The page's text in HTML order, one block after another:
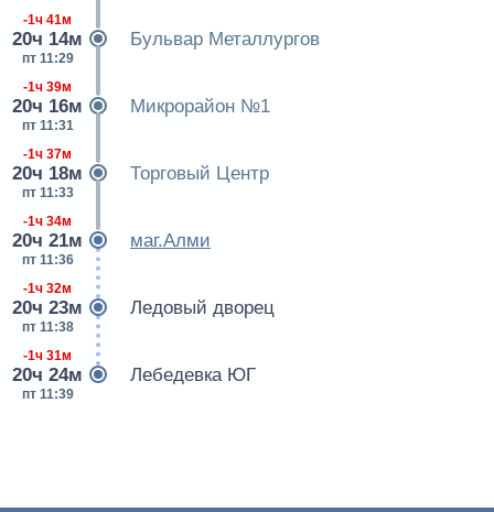
-1ч 41м
20ч 14м
пт 11:29
Бульвар Металлургов
-1ч 39м
20ч 16м
пт 11:31
Микрорайон №1
-1ч 37м
20ч 18м
пт 11:33
Торговый Центр
-1ч 34м
20ч 21м
пт 11:36
маг.Алми
-1ч 32м
20ч 23м
пт 11:38
Ледовый дворец
-1ч 31м
20ч 24м
пт 11:39
Лебедевка ЮГ